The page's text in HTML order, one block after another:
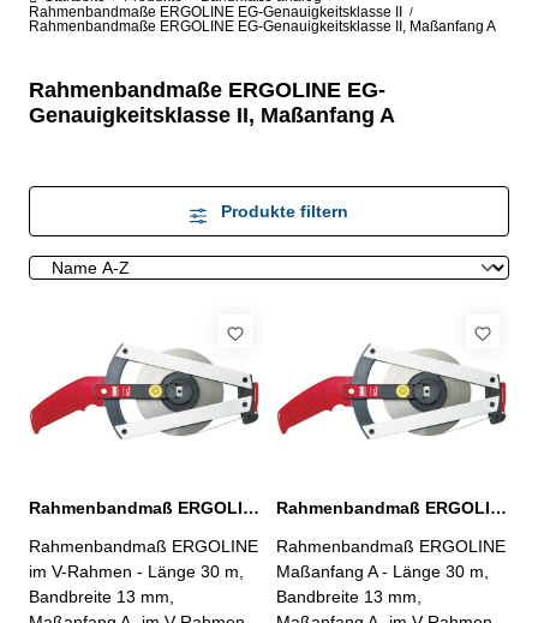
Rahmenbandmaße ERGOLINE EG-Genauigkeitsklasse II /
Rahmenbandmaße ERGOLINE EG-Genauigkeitsklasse II, Maßanfang A
Rahmenbandmaße ERGOLINE EG-
Genauigkeitsklasse II, Maßanfang A
Produkte filtern
Rahmenbandmaß ERGOLINE Länge 30 m
Rahmenbandmaß ERGOLINE
im V-Rahmen - Länge 30 m,
Bandbreite 13 mm,
Rahmenbandmaß ERGOLINE Länge 30 m
Rahmenbandmaß ERGOLINE
Maßanfang A - Länge 30 m,
Bandbreite 13 mm,